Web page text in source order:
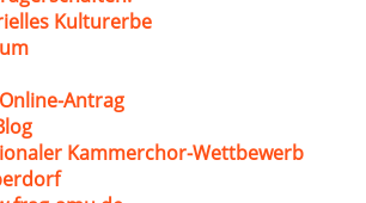
Kulturerbe
Antrag
Kammerchor-Wettbewerb